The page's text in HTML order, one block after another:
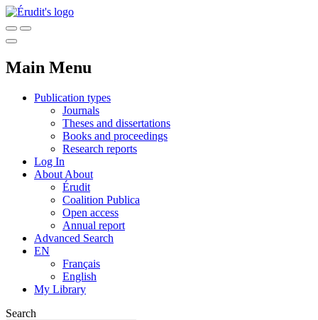
Main Menu
Publication types
Journals
Theses and dissertations
Books and proceedings
Research reports
Log In
About About
Érudit
Coalition Publica
Open access
Annual report
Advanced Search
EN
Français
English
My Library
Search